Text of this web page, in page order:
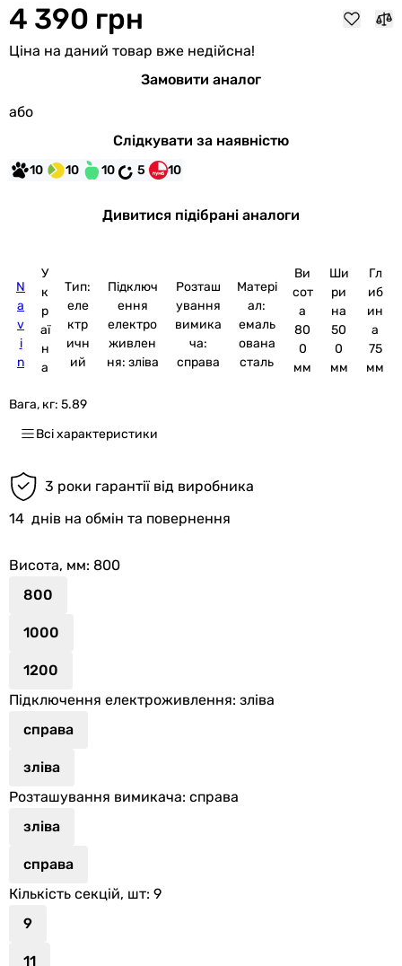
4 390 грн
Ціна на даний товар вже недійсна!
Замовити аналог
або
Слідкувати за наявністю
10 10 10 5 10
Дивитися підібрані аналоги
N
a
v
i
n
У
к
р
аї
н
а
Тип:
еле
ктр
ичн
ий
Підключ
ення
електро
живлен
ня: зліва
Розташ
ування
вимика
ча:
справа
Матері
ал:
емаль
ована
сталь
Ви
сот
а
80
0
мм
Ши
ри
на
50
0
мм
Гл
иб
ин
а
75
мм
Вага, кг: 5.89
Всі характеристики
3 роки гарантії від виробника
14 днів на обмін та повернення
Висота, мм: 800
800
1000
1200
Підключення електроживлення: зліва
справа
зліва
Розташування вимикача: справа
зліва
справа
Кількість секцій, шт: 9
9
11